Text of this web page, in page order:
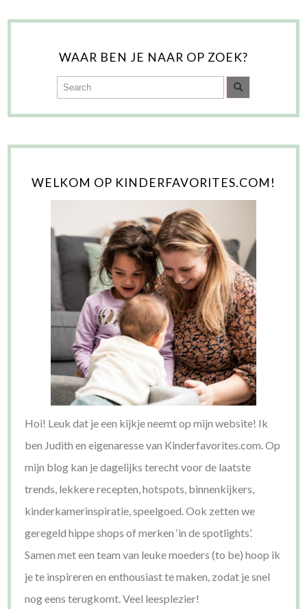
WAAR BEN JE NAAR OP ZOEK?
WELKOM OP KINDERFAVORITES.COM!
Hoi! Leuk dat je een kijkje neemt op mijn website! Ik
ben Judith en eigenaresse van Kinderfavorites.com. Op
mijn blog kan je dagelijks terecht voor de laatste
trends, lekkere recepten, hotspots, binnenkijkers,
kinderkamerinspiratie, speelgoed. Ook zetten we
geregeld hippe shops of merken ‘in de spotlights’.
Samen met een team van leuke moeders (to be) hoop ik
je te inspireren en enthousiast te maken, zodat je snel
nog eens terugkomt. Veel leesplezier!